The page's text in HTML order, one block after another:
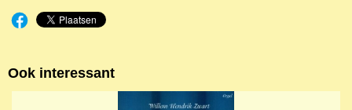
Ook interessant